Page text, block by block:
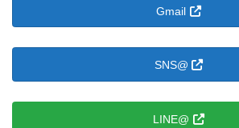
Gmail
SNS@
LINE@